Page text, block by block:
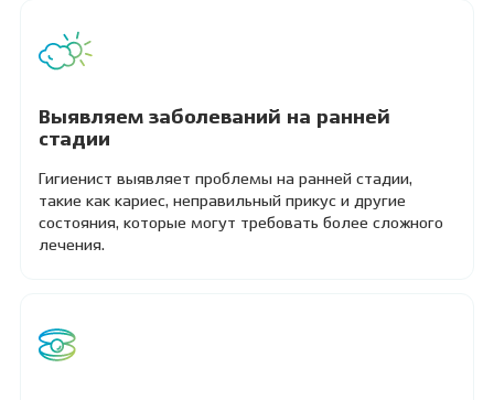
Выявляем заболеваний на ранней
стадии
Гигиенист выявляет проблемы на ранней стадии,
такие как кариес, неправильный прикус и другие
состояния, которые могут требовать более сложного
лечения.